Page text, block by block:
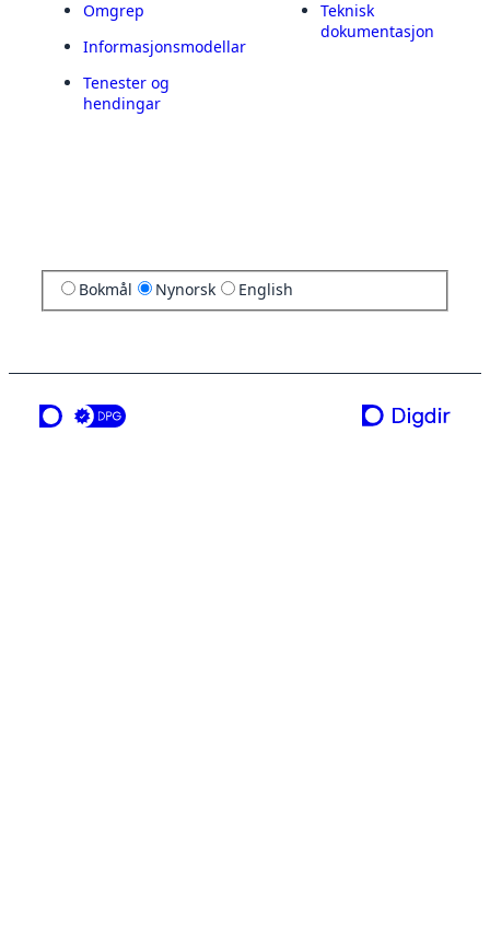
Omgrep
Informasjonsmodellar
Tenester og
hendingar
Teknisk
dokumentasjon
Bokmål Nynorsk English